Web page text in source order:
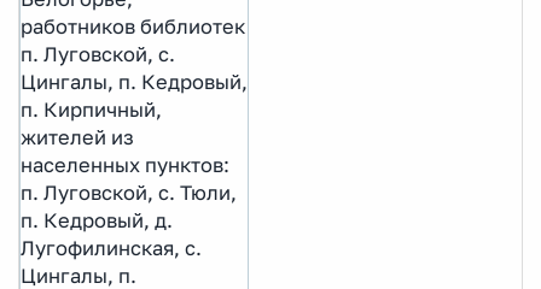
работников библиотек
п. Луговской, с.
Цингалы, п. Кедровый,
п. Кирпичный,
жителей из
населенных пунктов:
п. Луговской, с. Тюли,
п. Кедровый, д.
Лугофилинская, с.
Цингалы, п.